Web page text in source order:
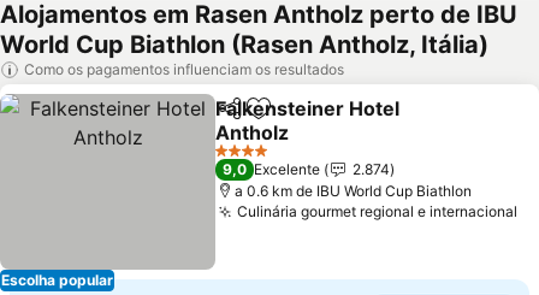
Alojamentos em Rasen Antholz perto de IBU
World Cup Biathlon (Rasen Antholz, Itália)
Como os pagamentos influenciam os resultados
Escolha popular
PartilharAdicionar aos favoritos
Falkensteiner Hotel
Antholz
4 Estrelas
9,0 Excelente
2.874
a 0.6 km de IBU World Cup Biathlon
Culinária gourmet regional e internacional